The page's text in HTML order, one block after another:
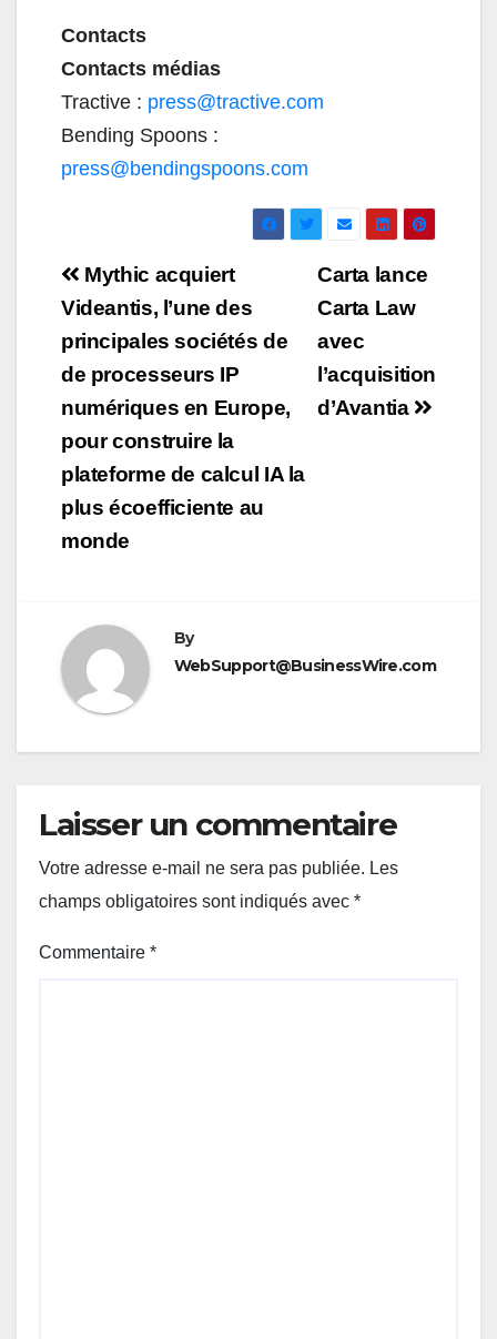
Contacts
Contacts médias
Tractive : press@tractive.com
Bending Spoons :
press@bendingspoons.com
Navigation
de
l’article
Carta lance
Carta Law
avec
l’acquisition
d’Avantia
Mythic acquiert
Videantis, l’une des
principales sociétés de
de processeurs IP
numériques en Europe,
pour construire la
plateforme de calcul IA la
plus écoefficiente au
monde
By
WebSupport@BusinessWire.com
Laisser un commentaire
Votre adresse e-mail ne sera pas publiée. Les
champs obligatoires sont indiqués avec *
Commentaire *